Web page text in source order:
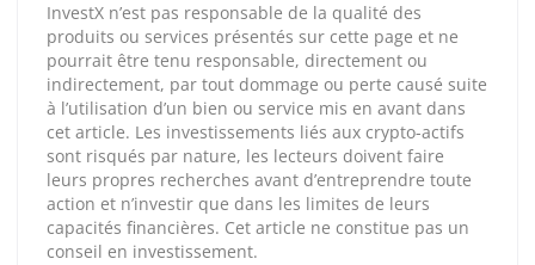
InvestX n’est pas responsable de la qualité des
produits ou services présentés sur cette page et ne
pourrait être tenu responsable, directement ou
indirectement, par tout dommage ou perte causé suite
à l’utilisation d’un bien ou service mis en avant dans
cet article. Les investissements liés aux crypto-actifs
sont risqués par nature, les lecteurs doivent faire
leurs propres recherches avant d’entreprendre toute
action et n’investir que dans les limites de leurs
capacités financières. Cet article ne constitue pas un
conseil en investissement.